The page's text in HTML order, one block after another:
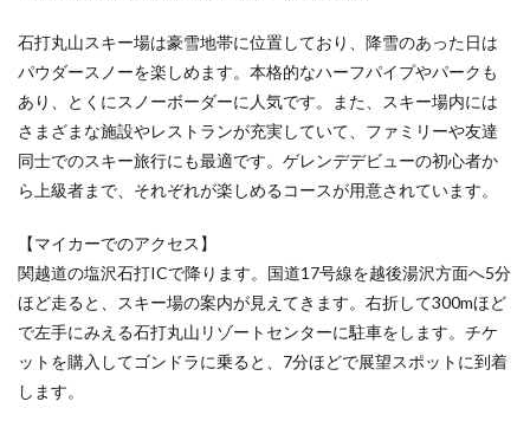
り温泉
だ！
泉を使
用した
露天風
呂から
の景色
高！
3.4
富士見
パノラ
マリゾ
ート
――と
石打丸山スキー場は豪雪地帯に位置しており、降雪のあった日は
パウダースノーを楽しめます。本格的なハーフパイプやパークも
あり、とくにスノーボーダーに人気です。また、スキー場内には
さまざまな施設やレストランが充実していて、ファミリーや友達
同士でのスキー旅行にも最適です。ゲレンデデビューの初心者か
ら上級者まで、それぞれが楽しめるコースが用意されています。
【マイカーでのアクセス】
関越道の塩沢石打ICで降ります。国道17号線を越後湯沢方面へ5分
ほど走ると、スキー場の案内が見えてきます。右折して300mほど
で左手にみえる石打丸山リゾートセンターに駐車をします。チケ
ットを購入してゴンドラに乗ると、7分ほどで展望スポットに到着
します。